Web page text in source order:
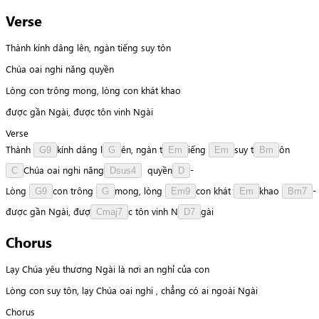
Verse
Thành kính dâng lên, ngàn tiếng suy tôn
Chúa oai nghi năng quyền
Lòng con trông mong, lòng con khát khao
được gần Ngài, được tôn vinh Ngài
Verse
Thành
G9 kính dâng l G ên ngàn t Em iếng Em suy t Bm ôn
C Chúa oai nghi năng Dsus4 quyền D -
Lòng
G9 con trông G mong lòng Em9 con khát Em khao Bm7 -
được gần Ngài, đượ Cmaj7 c tôn vinh N D7 gài
Chorus
Lạy Chúa yêu thương Ngài là nơi an nghỉ của con
Lòng con suy tôn, lạy Chúa oai nghi , chẳng có ai ngoài Ngài
Chorus